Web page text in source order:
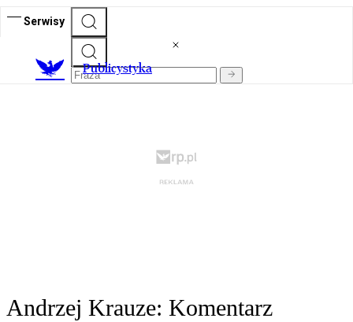
Serwisy
Publicystyka
Andrzej Krauze: Komentarz